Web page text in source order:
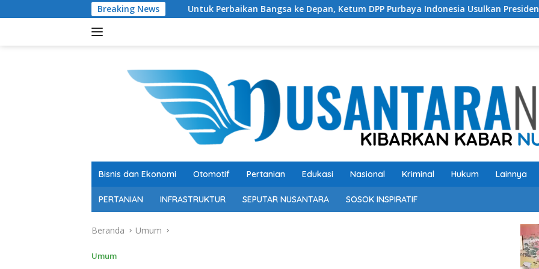
ke
Breaking News
Untuk Perbaikan Bangsa ke Depan, Ketum DPP Purbaya Indonesia Usulkan Presiden Prabowo Kembalikan
Bisnis dan Ekonomi Otomotif Pertanian Edukasi Nasional Kriminal Hukum Lainnya
PERTANIAN INFRASTRUKTUR SEPUTAR NUSANTARA SOSOK INSPIRATIF
Beranda Umum
Umum